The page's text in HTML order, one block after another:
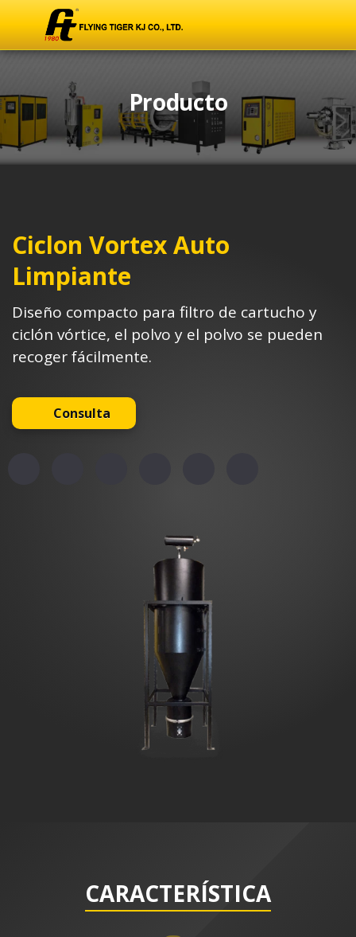
Producto
Ciclon Vortex Auto
Limpiante
Diseño compacto para filtro de cartucho y
ciclón vórtice, el polvo y el polvo se pueden
recoger fácilmente.
Consulta
CARACTERÍSTICA